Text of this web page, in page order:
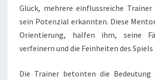
Glück, mehrere einflussreiche
sein Potenzial erkannten. Diese
Orientierung, halfen ihm, seine
verfeinern und die Feinheiten des
Die Trainer betonten die Bedeutung